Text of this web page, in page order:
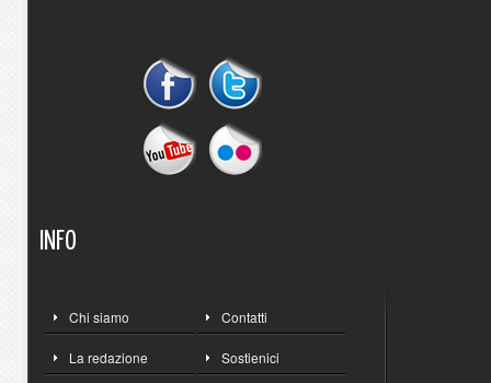
INFO
Chi siamo Contatti
La redazione Sostienici